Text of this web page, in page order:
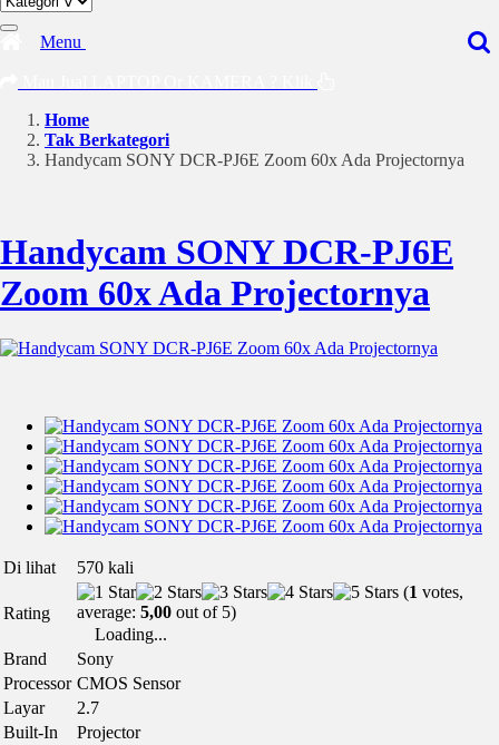
Menu
Home
Tak Berkategori
Handycam SONY DCR-PJ6E Zoom 60x Ada Projectornya
Handycam SONY DCR-PJ6E
Zoom 60x Ada Projectornya
Di lihat 570 kali
Rating
(1 votes,
average: 5,00 out of 5)
Loading...
Brand
Sony
Processor CMOS Sensor
Layar
2.7
Built-In
Projector